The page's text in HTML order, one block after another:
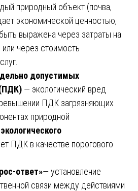
природный объект (почва,
экономической ценностью,
выражена через затраты на
через стоимость
допустимых
— экологический вред
ПДК загрязняющих
природной
ПДК в качестве порогового
ответ»— установление
связи между действиями